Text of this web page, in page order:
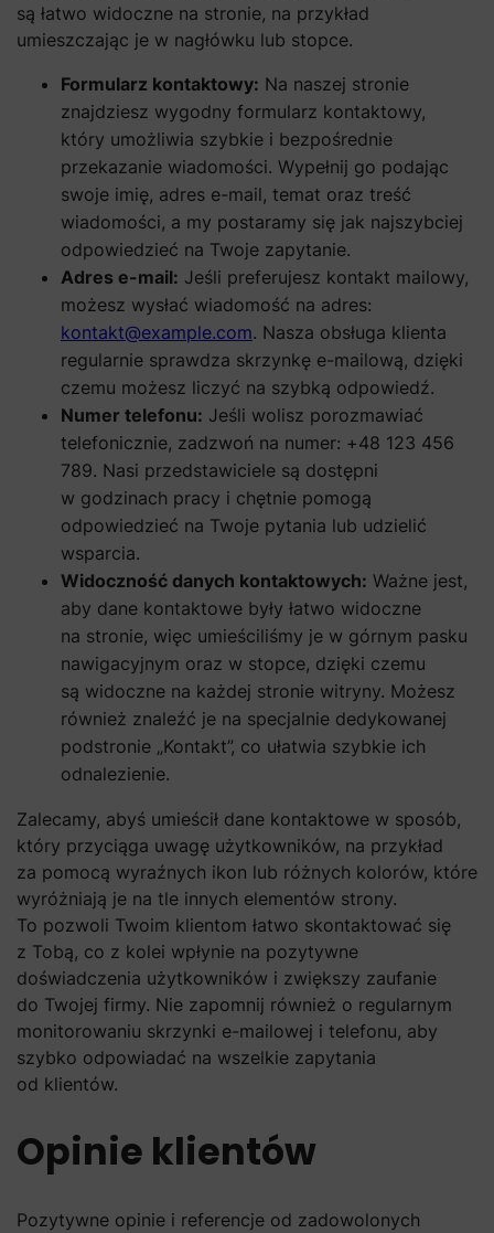
są łatwo widoczne na stronie, na przykład
umieszczając je w nagłówku lub stopce.
Formularz kontaktowy: Na naszej stronie
znajdziesz wygodny formularz kontaktowy,
który umożliwia szybkie i bezpośrednie
przekazanie wiadomości. Wypełnij go podając
swoje imię, adres e-mail, temat oraz treść
wiadomości, a my postaramy się jak najszybciej
odpowiedzieć na Twoje zapytanie.
Adres e-mail: Jeśli preferujesz kontakt mailowy,
możesz wysłać wiadomość na adres:
kontakt@example.com. Nasza obsługa klienta
regularnie sprawdza skrzynkę e-mailową, dzięki
czemu możesz liczyć na szybką odpowiedź.
Numer telefonu: Jeśli wolisz porozmawiać
telefonicznie, zadzwoń na numer: +48 123 456
789. Nasi przedstawiciele są dostępni
w godzinach pracy i chętnie pomogą
odpowiedzieć na Twoje pytania lub udzielić
wsparcia.
Widoczność danych kontaktowych: Ważne jest,
aby dane kontaktowe były łatwo widoczne
na stronie, więc umieściliśmy je w górnym pasku
nawigacyjnym oraz w stopce, dzięki czemu
są widoczne na każdej stronie witryny. Możesz
również znaleźć je na specjalnie dedykowanej
podstronie „Kontakt”, co ułatwia szybkie ich
odnalezienie.
Zalecamy, abyś umieścił dane kontaktowe w sposób,
który przyciąga uwagę użytkowników, na przykład
za pomocą wyraźnych ikon lub różnych kolorów, które
wyróżniają je na tle innych elementów strony.
To pozwoli Twoim klientom łatwo skontaktować się
z Tobą, co z kolei wpłynie na pozytywne
doświadczenia użytkowników i zwiększy zaufanie
do Twojej firmy. Nie zapomnij również o regularnym
monitorowaniu skrzynki e-mailowej i telefonu, aby
szybko odpowiadać na wszelkie zapytania
od klientów.
Opinie klientów
Pozytywne opinie i referencje od zadowolonych